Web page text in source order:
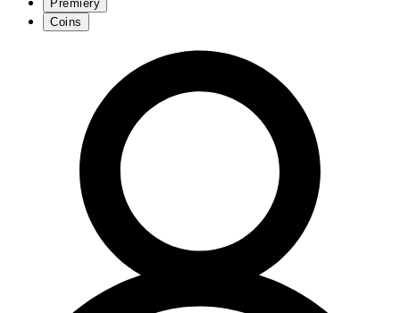
Premiery
Coins